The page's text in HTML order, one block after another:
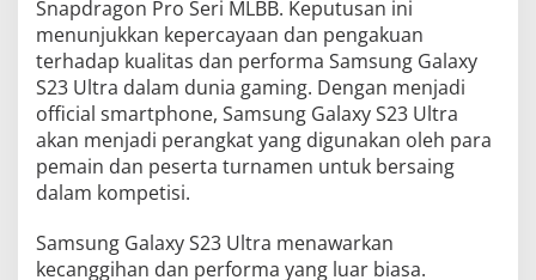
Snapdragon Pro Seri MLBB. Keputusan ini
menunjukkan kepercayaan dan pengakuan
terhadap kualitas dan performa Samsung Galaxy
S23 Ultra dalam dunia gaming. Dengan menjadi
official smartphone, Samsung Galaxy S23 Ultra
akan menjadi perangkat yang digunakan oleh para
pemain dan peserta turnamen untuk bersaing
dalam kompetisi.
Samsung Galaxy S23 Ultra menawarkan
kecanggihan dan performa yang luar biasa.